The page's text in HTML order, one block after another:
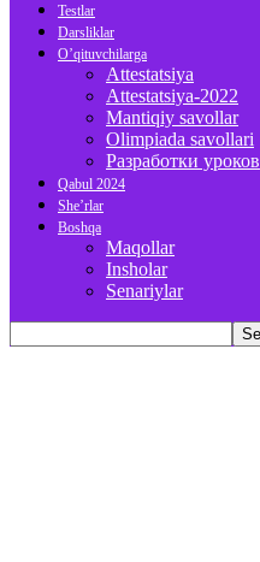
Testlar
Darsliklar
O’qituvchilarga
Attestatsiya
Attestatsiya-2022
Mantiqiy savollar
Olimpiada savollari
Разработки уроков
Qabul 2024
She’rlar
Boshqa
Maqollar
Insholar
Senariylar